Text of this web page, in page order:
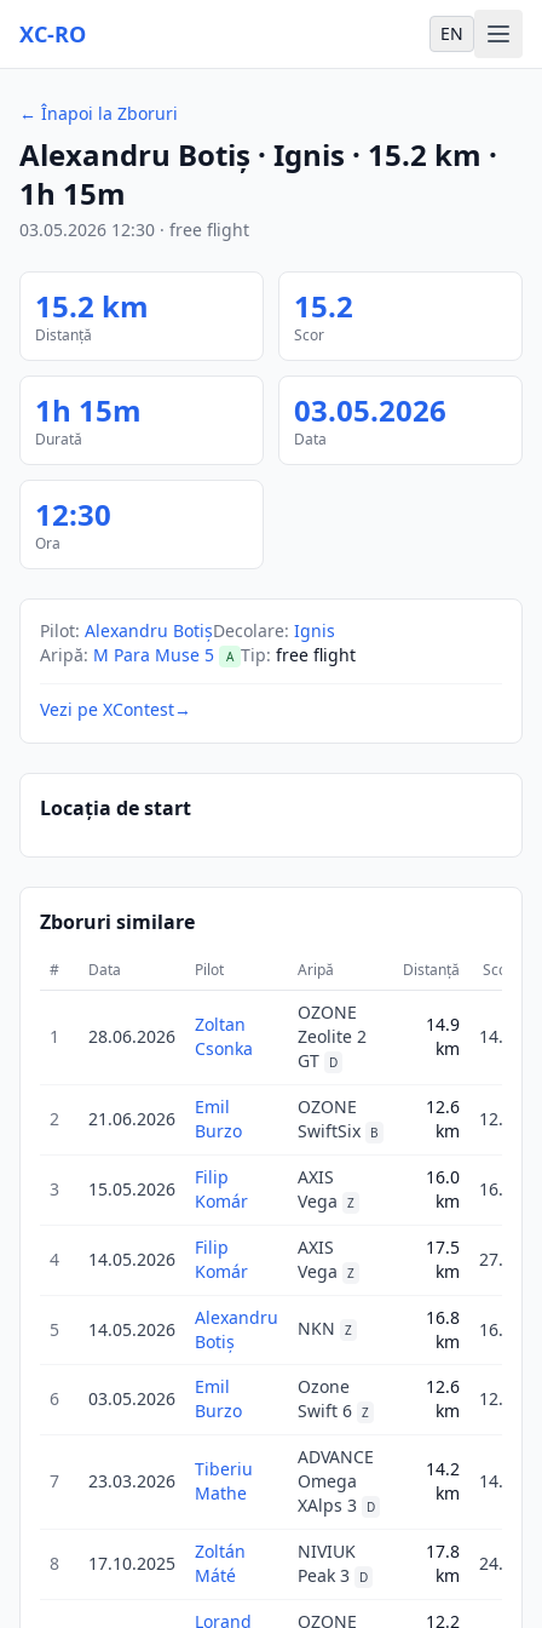
XC-RO EN
← Înapoi la Zboruri
Alexandru Botiș · Ignis · 15.2 km ·
1h 15m
03.05.2026 12:30 · free flight
15.2 km
Distanță
15.2
Scor
1h 15m
Durată
03.05.2026
Data
12:30
Ora
Pilot: Alexandru BotișDecolare: Ignis
Aripă: M Para Muse 5 A Tip: free flight
Vezi pe XContest→
Locația de start
Zboruri similare
# Data Pilot Aripă Distanță Scor
1 28.06.2026
Zoltan
Csonka
OZONE
Zeolite 2
GT
D
14.9
km
14.9
2 21.06.2026
Emil
Burzo
OZONE
SwiftSix
B
12.6
km
12.6
3 15.05.2026
Filip
Komár
AXIS
Vega
Z
16.0
km
16.0
4 14.05.2026
Filip
Komár
AXIS
Vega
Z
17.5
km
27.9
5 14.05.2026
Alexandru
Botiș
NKN Z
16.8
km
16.8
6 03.05.2026
Emil
Burzo
Ozone
Swift 6 Z
12.6
km
12.6
7 23.03.2026
Tiberiu
Mathe
ADVANCE
Omega
XAlps 3
D
14.2
km
14.2
8 17.10.2025
Zoltán
Máté
NIVIUK
Peak 3
D
17.8
km
24.9
Lorand OZONE 12.2